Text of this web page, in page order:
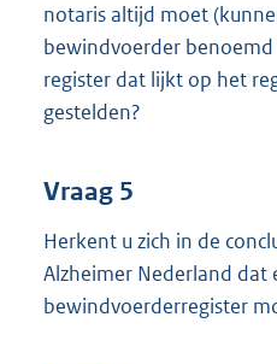
notaris altijd moet
bewindvoerder
register dat lijkt op het
gestelden?
Vraag 5
Herkent u zich in de
Alzheimer Nederland dat
bewindvoerderregister